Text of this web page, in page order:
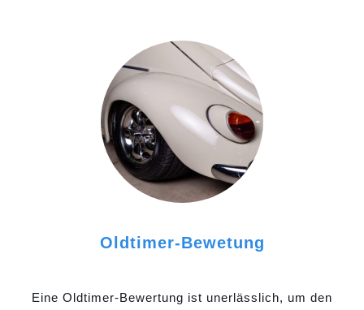
Oldtimer-Bewetung
Eine Oldtimer-Bewertung ist unerlässlich, um den